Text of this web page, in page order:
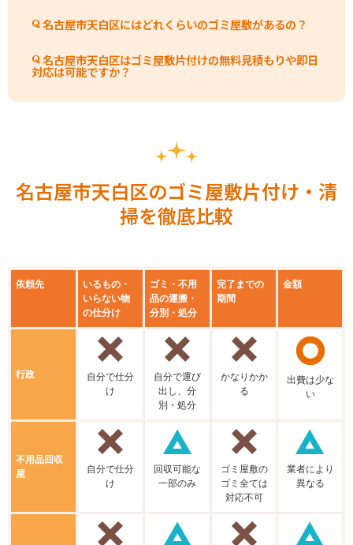
名古屋市天白区にはどれくらいのゴミ屋敷があるの？
名古屋市天白区はゴミ屋敷片付けの無料見積もりや即日
対応は可能ですか？
名古屋市天白区のゴミ屋敷片付け・清
掃を徹底比較
依頼先
いるもの・
いらない物
の仕分け
ゴミ・不用
品の運搬・
分別・処分
完了までの
期間
金額
行政
⾃分で仕分
け
⾃分で運び
出し、分
別・処分
かなりかか
る
出費は少な
い
不⽤品回収
屋
⾃分で仕分
け
回収可能な
⼀部のみ
ゴミ屋敷の
ゴミ全ては
対応不可
業者により
異なる